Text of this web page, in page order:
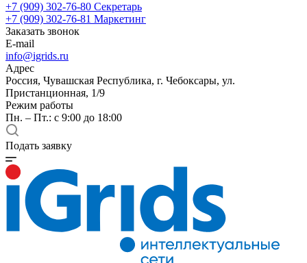
+7 (909) 302-76-80 Секретарь
+7 (909) 302-76-81 Маркетинг
Заказать звонок
E-mail
info@igrids.ru
Адрес
Россия, Чувашская Республика, г. Чебоксары, ул.
Пристанционная, 1/9
Режим работы
Пн. – Пт.: с 9:00 до 18:00
Подать заявку